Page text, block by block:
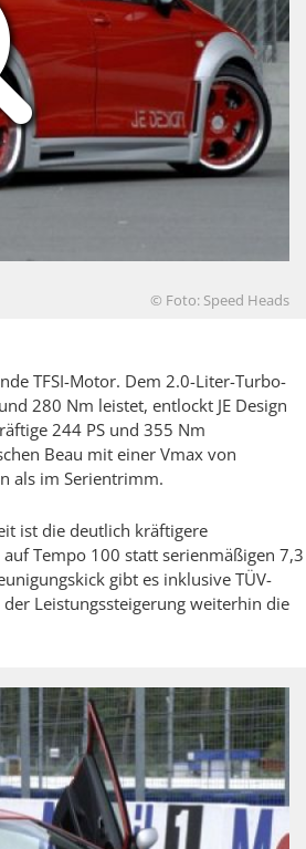
© Foto: Speed Heads
TFSI-Motor. Dem 2.0-Liter-Turbo-
280 Nm leistet, entlockt JE Design
244 PS und 355 Nm
Beau mit einer Vmax von
als im Serientrimm.
ist die deutlich kräftigere
Tempo 100 statt serienmäßigen 7,3
gibt es inklusive TÜV-
Leistungssteigerung weiterhin die